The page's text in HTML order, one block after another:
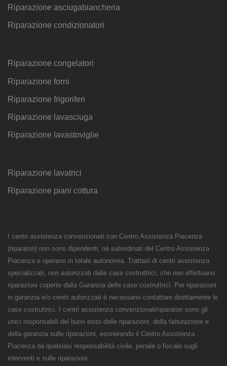
Riparazione asciugabiancheria
Riparazione condizionatori
Riparazione congelatori
Riparazione forni
Riparazione frigoriferi
Riparazione lavasciuga
Riparazione lavastoviglie
Riparazione lavatrici
Riparazione piani cottura
I centri assistenza convenzionati con Centro Assistenza Piacenza
(riparatori) non sono dipendenti, né subordinati del Centro Assistenza
Piacenza e operano in totale autonomia. Trattasi di centri assistenza
specializzati, non autorizzati dalle case costruttrici, che non effettuano
riparazioni coperte dalla Garanzia delle case costruttrici. Per riparazioni
in garanzia e/o centri autorizzati è necessario contattare direttamente le
case costruttrici. I centri assistenza convenzionati/riparatori sono gli
unici responsabili del buon esito delle riparazioni, della fatturazione e
della garanzia sulle riparazioni, esonerando il Centro Assistenza
Piacenza da qualsiasi responsabilità civile, penale o fiscale sugli
interventi e sulle riparazioni.